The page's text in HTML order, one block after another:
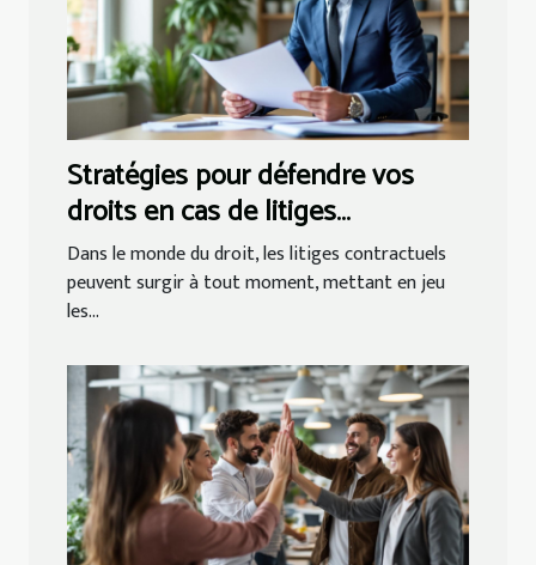
Stratégies pour défendre vos
droits en cas de litiges
contractuels
Dans le monde du droit, les litiges contractuels
peuvent surgir à tout moment, mettant en jeu
les...